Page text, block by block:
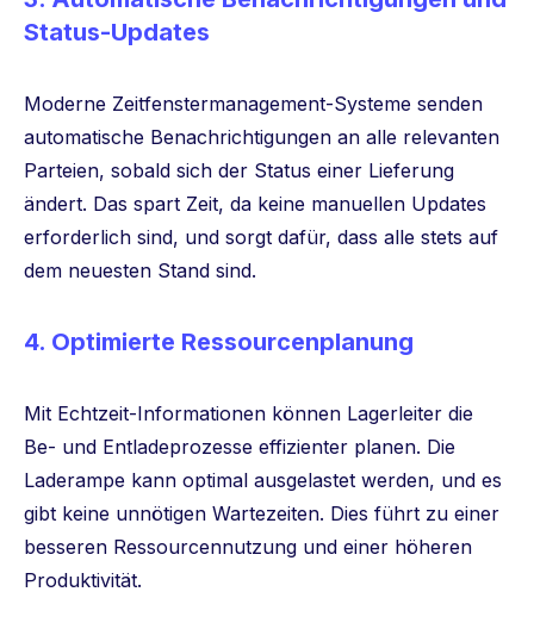
Status-Updates
Moderne Zeitfenstermanagement-Systeme senden
automatische Benachrichtigungen an alle relevanten
Parteien, sobald sich der Status einer Lieferung
ändert. Das spart Zeit, da keine manuellen Updates
erforderlich sind, und sorgt dafür, dass alle stets auf
dem neuesten Stand sind.
4. Optimierte Ressourcenplanung
Mit Echtzeit-Informationen können Lagerleiter die
Be- und Entladeprozesse effizienter planen. Die
Laderampe kann optimal ausgelastet werden, und es
gibt keine unnötigen Wartezeiten. Dies führt zu einer
besseren Ressourcennutzung und einer höheren
Produktivität.